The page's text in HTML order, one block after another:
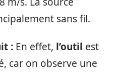
sans fil.
: En effet, l’outil est
car on observe une